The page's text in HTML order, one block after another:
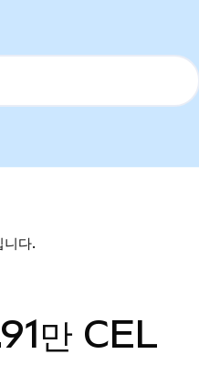
니다.
만 CEL